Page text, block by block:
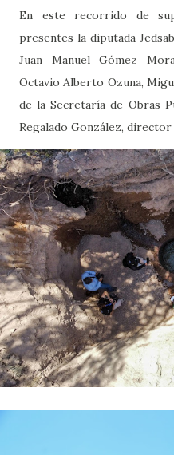
En este recorrido de
presentes la diputada
Juan Manuel Gómez
Octavio Alberto Ozuna,
de la Secretaría de Obras
Regalado González,